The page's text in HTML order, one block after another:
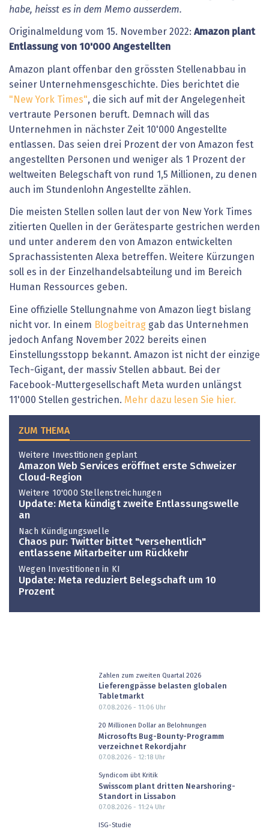
habe, heisst es in dem Memo ausserdem.
Originalmeldung vom 15. November 2022: Amazon plant
Entlassung von 10'000 Angestellten
Amazon plant offenbar den grössten Stellenabbau in
seiner Unternehmensgeschichte. Dies berichtet die
"New York Times", die sich auf mit der Angelegenheit
vertraute Personen beruft. Demnach will das
Unternehmen in nächster Zeit 10'000 Angestellte
entlassen. Das seien drei Prozent der von Amazon fest
angestellten Personen und weniger als 1 Prozent der
weltweiten Belegschaft von rund 1,5 Millionen, zu denen
auch im Stundenlohn Angestellte zählen.
Die meisten Stellen sollen laut der von New York Times
zitierten Quellen in der Gerätesparte gestrichen werden
und unter anderem den von Amazon entwickelten
Sprachassistenten Alexa betreffen. Weitere Kürzungen
soll es in der Einzelhandelsabteilung und im Bereich
Human Ressources geben.
Eine offizielle Stellungnahme von Amazon liegt bislang
nicht vor. In einem Blogbeitrag gab das Unternehmen
jedoch Anfang November 2022 bereits einen
Einstellungsstopp bekannt. Amazon ist nicht der einzige
Tech-Gigant, der massiv Stellen abbaut. Bei der
Facebook-Muttergesellschaft Meta wurden unlängst
11'000 Stellen gestrichen. Mehr dazu lesen Sie hier.
ZUM THEMA
Weitere Investitionen geplant
Amazon Web Services eröffnet erste Schweizer
Cloud-Region
Weitere 10'000 Stellenstreichungen
Update: Meta kündigt zweite Entlassungswelle
an
Nach Kündigungswelle
Chaos pur: Twitter bittet "versehentlich"
entlassene Mitarbeiter um Rückkehr
Wegen Investitionen in KI
Update: Meta reduziert Belegschaft um 10
Prozent
Zahlen zum zweiten Quartal 2026
Lieferengpässe belasten globalen
Tabletmarkt
07.08.2026 - 11:06Uhr
20 Millionen Dollar an Belohnungen
Microsofts Bug-Bounty-Programm
verzeichnet Rekordjahr
07.08.2026 - 12:18Uhr
Syndicom übt Kritik
Swisscom plant dritten Nearshoring-
Standort in Lissabon
07.08.2026 - 11:24Uhr
ISG-Studie